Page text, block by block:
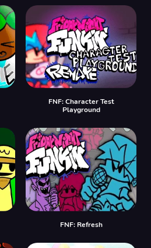
FNF: Character Test
Playground
FNF: Refresh